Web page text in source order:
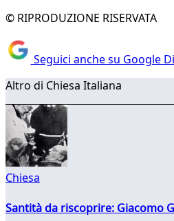
© RIPRODUZIONE RISERVATA
Seguici anche su Google
Altro di Chiesa Italiana
Chiesa
Santità da riscoprire: Giacomo